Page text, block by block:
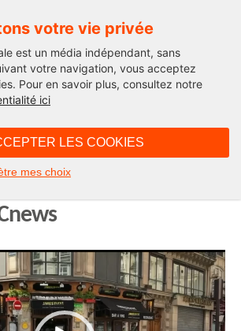
votre vie privée
est un média indépendant, sans
votre navigation, vous acceptez
Pour en savoir plus, consultez notre
ici
LES COOKIES
mes choix
ou la bonne bouffe